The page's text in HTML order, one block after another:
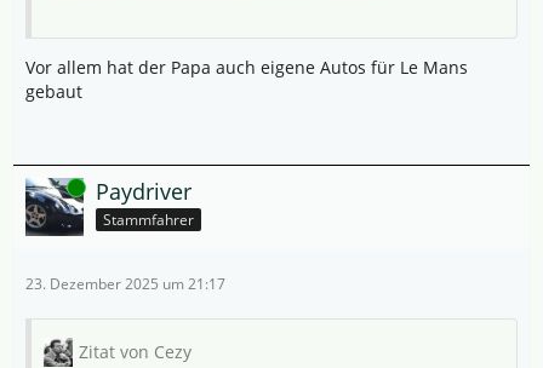
Vor allem hat der Papa auch eigene Autos für Le Mans
gebaut
Online Paydriver
Stammfahrer
23. Dezember 2025 um 21:17
Zitat von Cezy